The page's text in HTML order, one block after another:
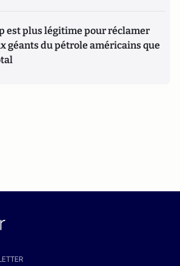
est plus légitime pour réclamer
géants du pétrole américains que